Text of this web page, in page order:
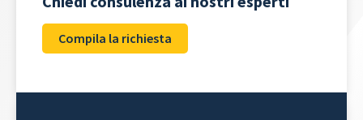
Compila la richiesta